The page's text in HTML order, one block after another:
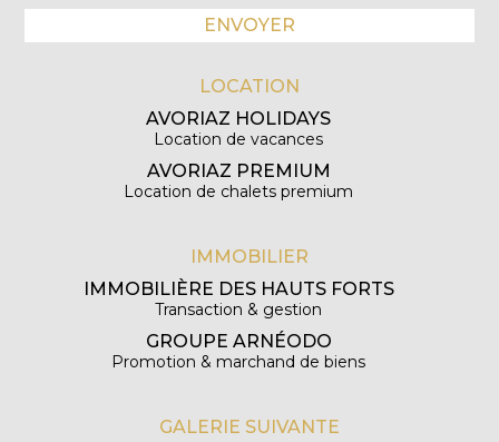
LOCATION
AVORIAZ HOLIDAYS
Location de vacances
AVORIAZ PREMIUM
Location de chalets premium
IMMOBILIER
IMMOBILIÈRE DES HAUTS FORTS
Transaction & gestion
GROUPE ARNÉODO
Promotion & marchand de biens
GALERIE SUIVANTE